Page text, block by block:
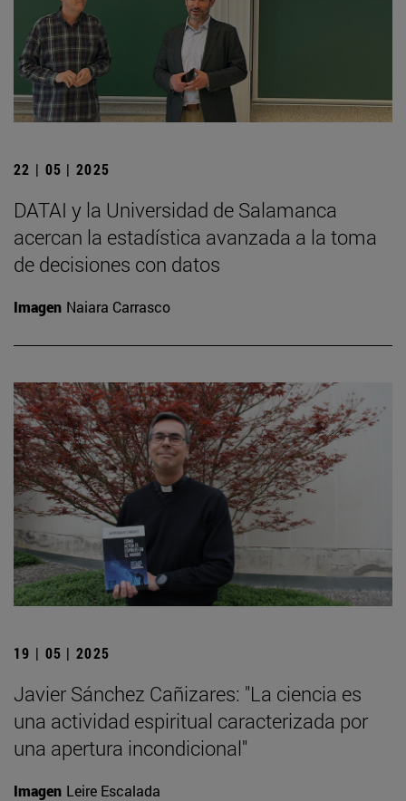
22 | 05 | 2025
DATAI y la Universidad de Salamanca
acercan la estadística avanzada a la toma
de decisiones con datos
Imagen Naiara Carrasco
19 | 05 | 2025
Javier Sánchez Cañizares: "La ciencia es
una actividad espiritual caracterizada por
una apertura incondicional"
Imagen Leire Escalada